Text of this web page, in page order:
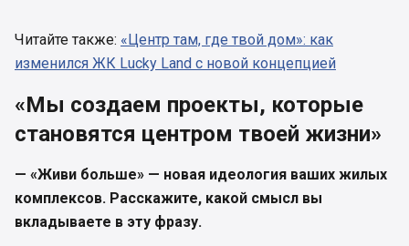
Читайте также: «Центр там, где твой дом»: как
изменился ЖК Lucky Land с новой концепцией
«Мы создаем проекты, которые
становятся центром твоей жизни»
— «Живи больше» — новая идеология ваших жилых
комплексов. Расскажите, какой смысл вы
вкладываете в эту фразу.